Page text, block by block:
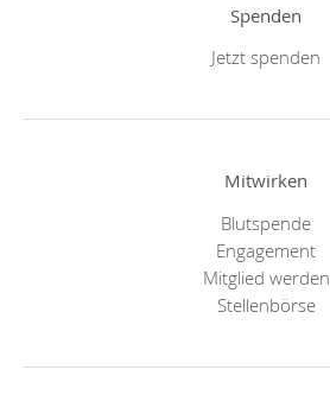
Spenden
Jetzt spenden
Mitwirken
Blutspende
Engagement
Mitglied werden
Stellenbörse